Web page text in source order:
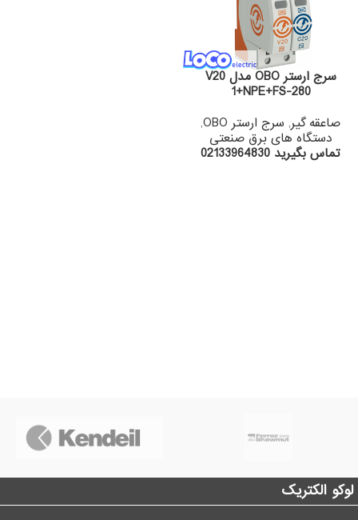
سرج ارستر OBO مدل V20
1+NPE+FS-280
صاعقه گیر, سرج ارستر OBO ,
دستگاه های برق صنعتی
تماس بگیرید 02133964830
لوکو الکتریک